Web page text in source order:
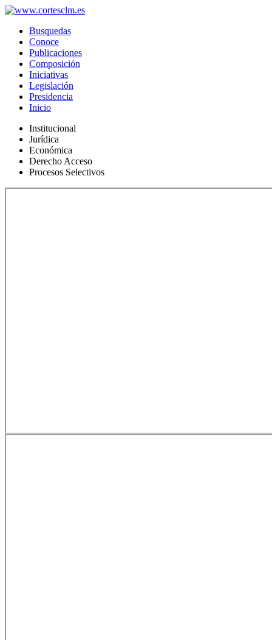
Busquedas
Conoce
Publicaciones
Composición
Iniciativas
Legislación
Presidencia
Inicio
Institucional
Jurídica
Económica
Derecho Acceso
Procesos Selectivos